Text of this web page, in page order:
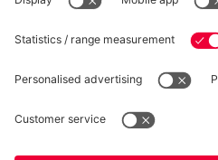
Impostazioni
*Prezzi IVA inclusa e
Italianoper